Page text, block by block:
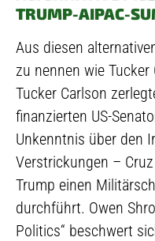
TRUMP-AIPAC-
Aus diesen
zu nennen wie Tucker
Tucker Carlson
finanzierten US-
Unkenntnis über den
Verstrickungen –
Trump einen
durchführt. Owen
Politics“ beschwert